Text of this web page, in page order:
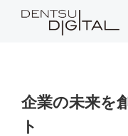
企業の未来を
ト